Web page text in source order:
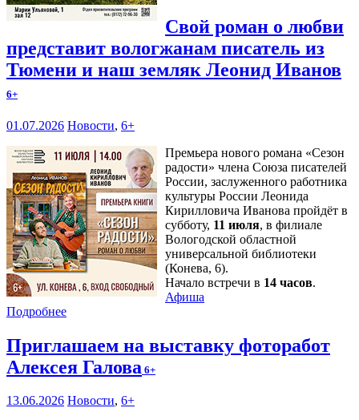
Свой роман о любви
представит вологжанам писатель из
Тюмени и наш земляк Леонид Иванов
6+
01.07.2026 Новости, 6+
Премьера нового романа «Сезон
радости» члена Союза писателей
России, заслуженного работника
культуры России Леонида
Кирилловича Иванова пройдёт в
субботу, 11 июля, в филиале
Вологодской областной
универсальной библиотеки
(Конева, 6).
Начало встречи в 14 часов.
Афиша
Подробнее
Приглашаем на выставку фоторабот
Алексея Галова 6+
13.06.2026 Новости, 6+